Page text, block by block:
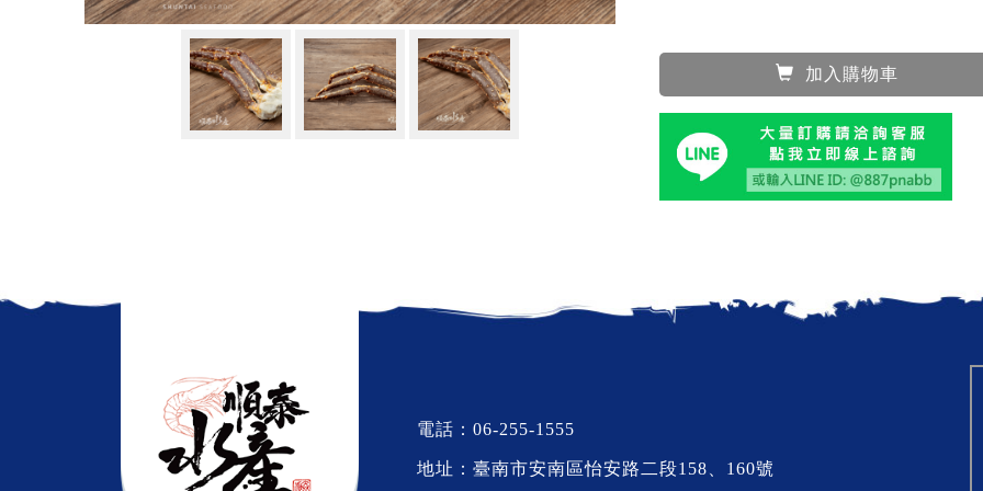
加入購物車
電話： 06-255-1555
地址：臺南市安南區怡安路二段158、160號